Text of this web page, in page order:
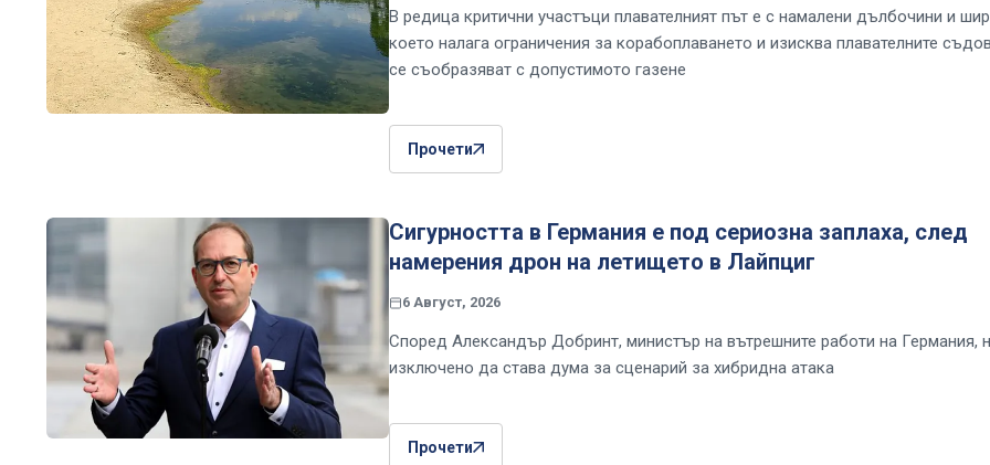
В редица критични участъци плавателният път е с намалени дълбочини и
което налага ограничения за корабоплаването и изисква плавателните
се съобразяват с допустимото газене
Прочети
Сигурността в Германия е под сериозна заплаха, след
намерения дрон на летището в Лайпциг
6 Август, 2026
Според Александър Добринт, министър на вътрешните работи на Германия,
изключено да става дума за сценарий за хибридна атака
Прочети